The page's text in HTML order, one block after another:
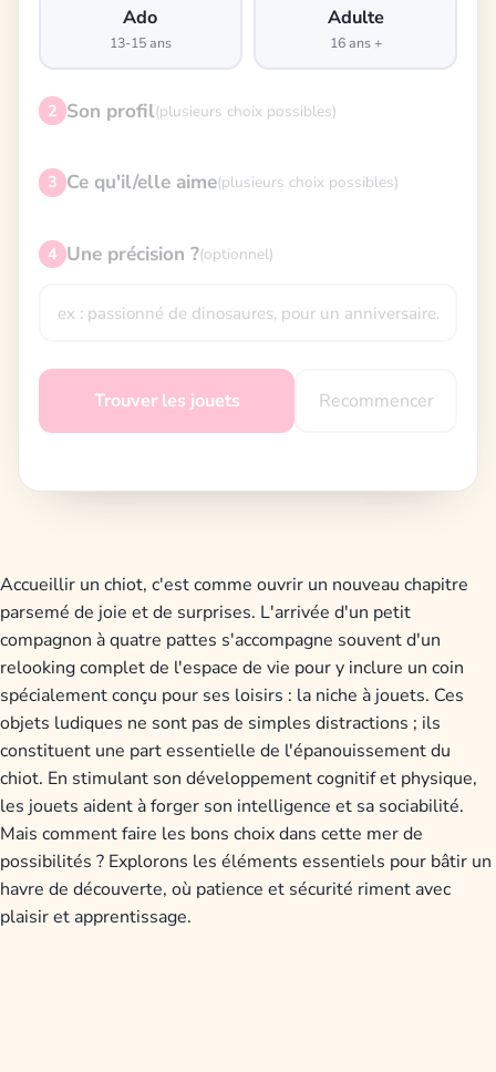
Ado
13-15 ans
Adulte
16 ans +
2 Son profil(plusieurs choix possibles)
3 Ce qu'il/elle aime(plusieurs choix possibles)
4 Une précision ?(optionnel)
Trouver les jouets Recommencer
Accueillir un chiot, c'est comme ouvrir un nouveau chapitre
parsemé de joie et de surprises. L'arrivée d'un petit
compagnon à quatre pattes s'accompagne souvent d'un
relooking complet de l'espace de vie pour y inclure un coin
spécialement conçu pour ses loisirs : la niche à jouets. Ces
objets ludiques ne sont pas de simples distractions ; ils
constituent une part essentielle de l'épanouissement du
chiot. En stimulant son développement cognitif et physique,
les jouets aident à forger son intelligence et sa sociabilité.
Mais comment faire les bons choix dans cette mer de
possibilités ? Explorons les éléments essentiels pour bâtir un
havre de découverte, où patience et sécurité riment avec
plaisir et apprentissage.